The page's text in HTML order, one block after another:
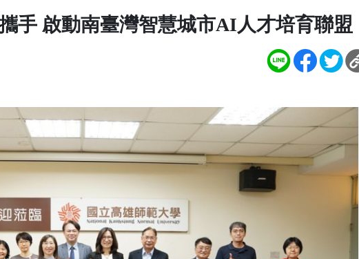
善會需要您共同關懷弱勢家庭、送愛到偏鄉
手 啟動南臺灣智慧城市AI人才培育聯盟